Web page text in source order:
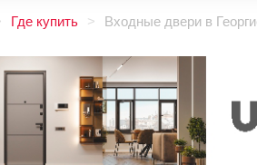
Где купить Входные двери в